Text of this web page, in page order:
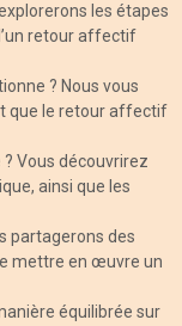
les étapes
retour affectif
? Nous vous
que le retour affectif
Vous découvrirez
ainsi que les
partagerons des
mettre en œuvre un
équilibrée sur